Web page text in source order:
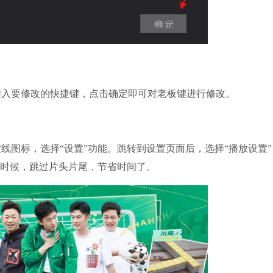
修改的快捷键，点击确定即可对老板键进行修改。
标，选择“设置”功能。跳转到设置页面后，选择“播放设置
候，跳过片头片尾，节省时间了。